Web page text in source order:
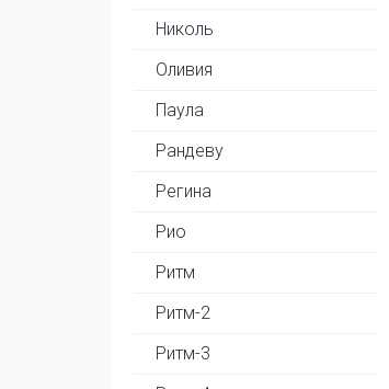
Николь
Оливия
Паула
Рандеву
Регина
Рио
Ритм
Ритм-2
Ритм-3